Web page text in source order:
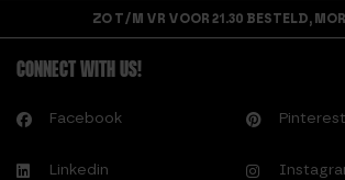
ZO T/M VR VOOR 21.30 BESTELD,
CONNECT WITH US!
Facebook Pinterest
Linkedin